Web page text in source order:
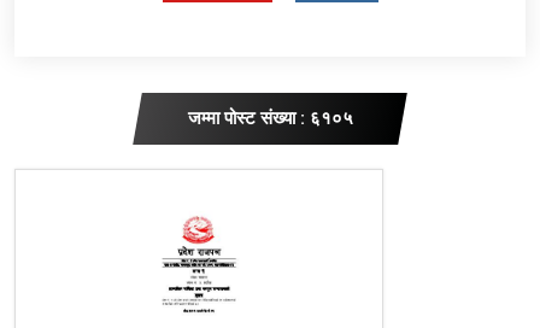
जम्मा पोस्ट संख्या : ६१०५